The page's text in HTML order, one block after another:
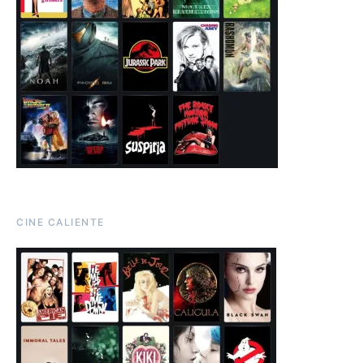
CINE CALIENTE